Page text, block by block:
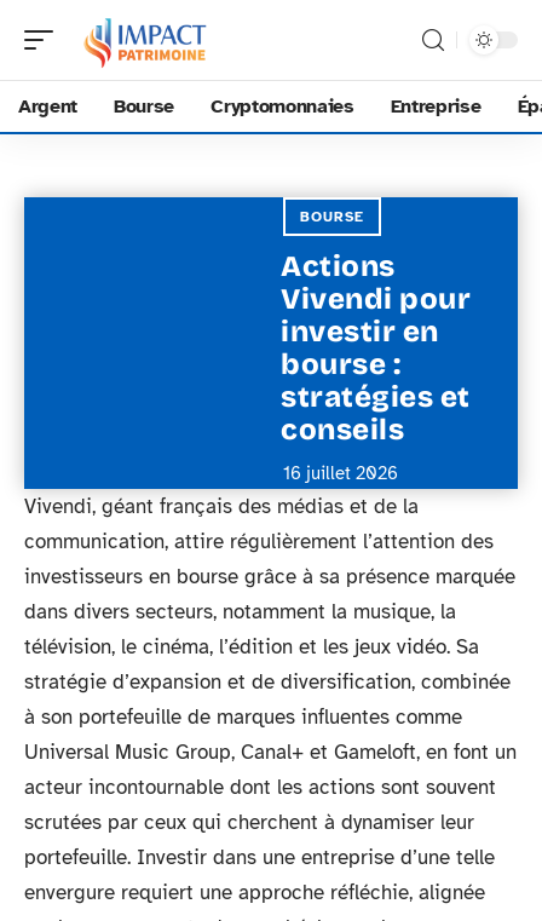
Argent Bourse Cryptomonnaies Entreprise
BOURSE
Actions
Vivendi pour
investir en
bourse :
stratégies et
conseils
16 juillet 2026
Vivendi, géant français des médias et de la
communication, attire régulièrement l’attention des
investisseurs en bourse grâce à sa présence marquée
dans divers secteurs, notamment la musique, la
télévision, le cinéma, l’édition et les jeux vidéo. Sa
stratégie d’expansion et de diversification, combinée
à son portefeuille de marques influentes comme
Universal Music Group, Canal+ et Gameloft, en font un
acteur incontournable dont les actions sont souvent
scrutées par ceux qui cherchent à dynamiser leur
portefeuille. Investir dans une entreprise d’une telle
envergure requiert une approche réfléchie, alignée